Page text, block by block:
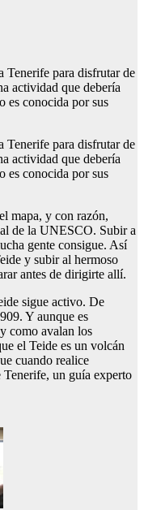
Tenerife para disfrutar de
actividad que debería
es conocida por sus
Tenerife para disfrutar de
actividad que debería
es conocida por sus
mapa, y con razón,
de la UNESCO. Subir a
gente consigue. Así
y subir al hermoso
antes de dirigirte allí.
sigue activo. De
Y aunque es
como avalan los
el Teide es un volcán
cuando realice
un guía experto